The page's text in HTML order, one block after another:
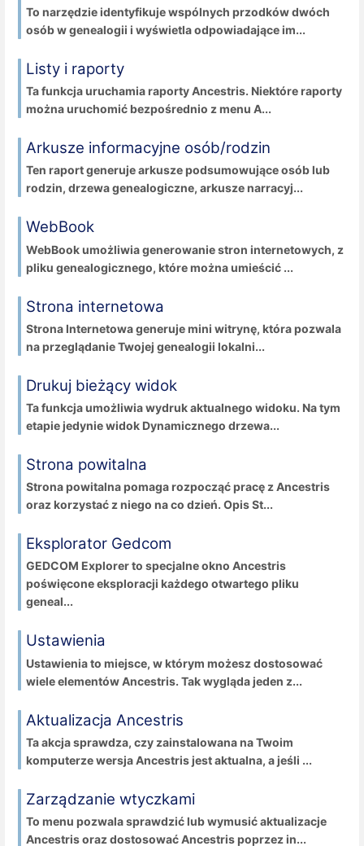
To narzędzie identyfikuje wspólnych przodków dwóch
osób w genealogii i wyświetla odpowiadające im...
Listy i raporty
Ta funkcja uruchamia raporty Ancestris. Niektóre raporty
można uruchomić bezpośrednio z menu A...
Arkusze informacyjne osób/rodzin
Ten raport generuje arkusze podsumowujące osób lub
rodzin, drzewa genealogiczne, arkusze narracyj...
WebBook
WebBook umożliwia generowanie stron internetowych, z
pliku genealogicznego, które można umieścić ...
Strona internetowa
Strona Internetowa generuje mini witrynę, która pozwala
na przeglądanie Twojej genealogii lokalni...
Drukuj bieżący widok
Ta funkcja umożliwia wydruk aktualnego widoku. Na tym
etapie jedynie widok Dynamicznego drzewa...
Strona powitalna
Strona powitalna pomaga rozpocząć pracę z Ancestris
oraz korzystać z niego na co dzień. Opis St...
Eksplorator Gedcom
GEDCOM Explorer to specjalne okno Ancestris
poświęcone eksploracji każdego otwartego pliku
geneal...
Ustawienia
Ustawienia to miejsce, w którym możesz dostosować
wiele elementów Ancestris. Tak wygląda jeden z...
Aktualizacja Ancestris
Ta akcja sprawdza, czy zainstalowana na Twoim
komputerze wersja Ancestris jest aktualna, a jeśli ...
Zarządzanie wtyczkami
To menu pozwala sprawdzić lub wymusić aktualizacje
Ancestris oraz dostosować Ancestris poprzez in...